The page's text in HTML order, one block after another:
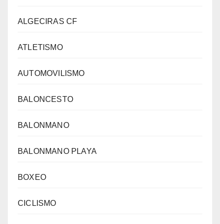
ALGECIRAS CF
ATLETISMO
AUTOMOVILISMO
BALONCESTO
BALONMANO
BALONMANO PLAYA
BOXEO
CICLISMO